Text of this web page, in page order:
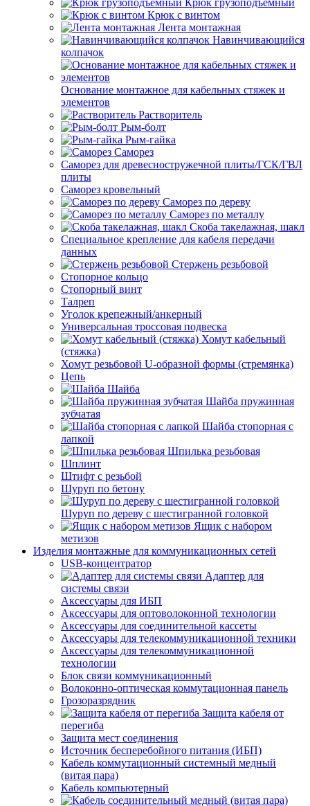
Крюк грузоподъемный
Крюк с винтом
Лента монтажная
Навинчивающийся
колпачок
Основание монтажное для кабельных стяжек и
элементов
Растворитель
Рым-болт
Рым-гайка
Саморез
Саморез для древесностружечной плиты/ГСК/ГВЛ
плиты
Саморез кровельный
Саморез по дереву
Саморез по металлу
Скоба такелажная, шакл
Специальное крепление для кабеля передачи
данных
Стержень резьбовой
Стопорное кольцо
Стопорный винт
Талреп
Уголок крепежный/анкерный
Универсальная троссовая подвеска
Хомут кабельный
(стяжка)
Хомут резьбовой U-образной формы (стремянка)
Цепь
Шайба
Шайба пружинная
зубчатая
Шайба стопорная с
лапкой
Шпилька резьбовая
Шплинт
Штифт с резьбой
Шуруп по бетону
Шуруп по дереву с шестигранной головкой
Ящик с набором
метизов
Изделия монтажные для коммуникационных сетей
USB-концентратор
Адаптер для
системы связи
Аксессуары для ИБП
Аксессуары для оптоволоконной технологии
Аксессуары для соединительной кассеты
Аксессуары для телекоммуникационной техники
Аксессуары для телекоммуникационной
технологии
Блок связи коммуникационный
Волоконно-оптическая коммутационная панель
Грозоразрядник
Защита кабеля от
перегиба
Защита мест соединения
Источник бесперебойного питания (ИБП)
Кабель коммутационный системный медный
(витая пара)
Кабель компьютерный